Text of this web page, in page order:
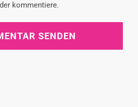
kommentiere.